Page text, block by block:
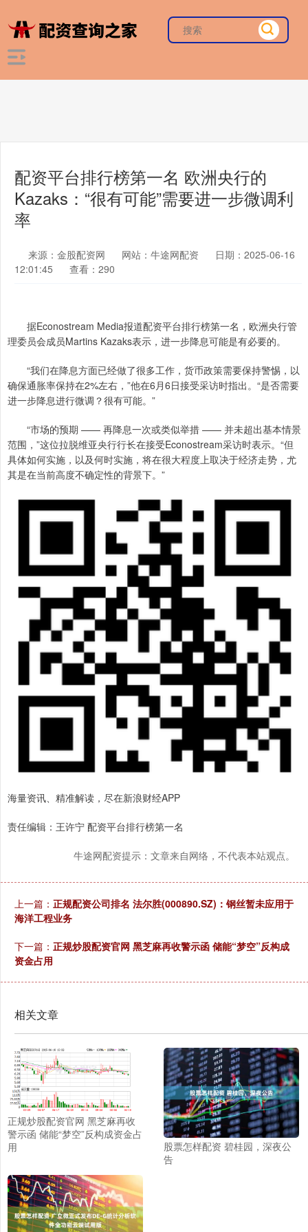
配资平台排行榜第一名 欧洲央行的
Kazaks：“很有可能”需要进一步微调利
率
来源：金股配资网 网站：牛途网配资
日期：2025-06-16
12:01:45
查看：290
据Econostream Media报道配资平台排行榜第一名，欧洲央行管
理委员会成员Martins Kazaks表示，进一步降息可能是有必要的。
“我们在降息方面已经做了很多工作，货币政策需要保持警惕，以
确保通胀率保持在2%左右，”他在6月6日接受采访时指出。“是否需要
进一步降息进行微调？很有可能。”
“市场的预期 —— 再降息一次或类似举措 —— 并未超出基本情景
范围，”这位拉脱维亚央行行长在接受Econostream采访时表示。“但
具体如何实施，以及何时实施，将在很大程度上取决于经济走势，尤
其是在当前高度不确定性的背景下。”
海量资讯、精准解读，尽在新浪财经APP
责任编辑：王许宁 配资平台排行榜第一名
牛途网配资提示：文章来自网络，不代表本站观点。
上一篇： 正规配资公司排名 法尔胜(000890.SZ)：钢丝暂未应用于
海洋工程业务
下一篇： 正规炒股配资官网 黑芝麻再收警示函 储能“梦空”反构成
资金占用
相关文章
正规炒股配资官网 黑芝麻再收
警示函 储能“梦空”反构成资金占
用
股票怎样配资 碧桂园，深夜公
告